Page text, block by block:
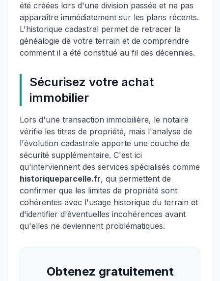
été créées lors d'une division passée et ne pas
apparaître immédiatement sur les plans récents.
L'historique cadastral permet de retracer la
généalogie de votre terrain et de comprendre
comment il a été constitué au fil des décennies.
Sécurisez votre achat
immobilier
Lors d'une transaction immobilière, le notaire
vérifie les titres de propriété, mais l'analyse de
l'évolution cadastrale apporte une couche de
sécurité supplémentaire. C'est ici
qu'interviennent des services spécialisés comme
historiqueparcelle.fr, qui permettent de
confirmer que les limites de propriété sont
cohérentes avec l'usage historique du terrain et
d'identifier d'éventuelles incohérences avant
qu'elles ne deviennent problématiques.
Obtenez gratuitement